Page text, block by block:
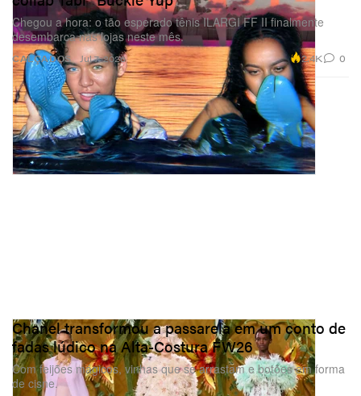
CALÇADOS
Chegou a hora: o tão esperado tênis ILARGI FF II finalmente
desembarca nas lojas neste mês.
Jul 7, 2026 2.4K 0
Chanel transformou a passarela em um conto de
fadas lúdico na Alta-Costura FW26
Com feijões mágicos, vinhas que se arrastam e botões em forma
de cisne.